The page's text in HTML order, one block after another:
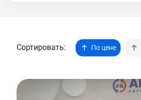
Сортировать: По цене